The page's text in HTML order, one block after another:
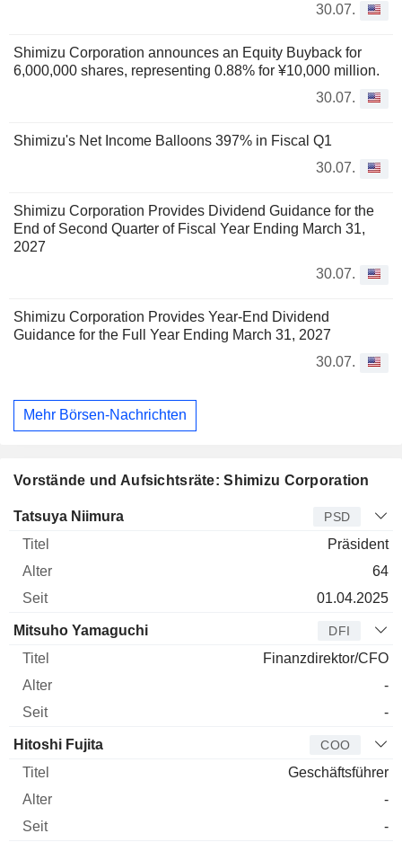
30.07.
Shimizu Corporation announces an Equity Buyback for
6,000,000 shares, representing 0.88% for ¥10,000 million.
30.07.
Shimizu's Net Income Balloons 397% in Fiscal Q1
30.07.
Shimizu Corporation Provides Dividend Guidance for the
End of Second Quarter of Fiscal Year Ending March 31,
2027
30.07.
Shimizu Corporation Provides Year-End Dividend
Guidance for the Full Year Ending March 31, 2027
30.07.
Mehr Börsen-Nachrichten
Vorstände und Aufsichtsräte: Shimizu Corporation
Manager Titel Alter
Tatsuya Niimura PSD
Präsident
64
01.04.2025
Mitsuho Yamaguchi DFI
Finanzdirektor/CFO
-
-
Hitoshi Fujita COO
Geschäftsführer
-
-